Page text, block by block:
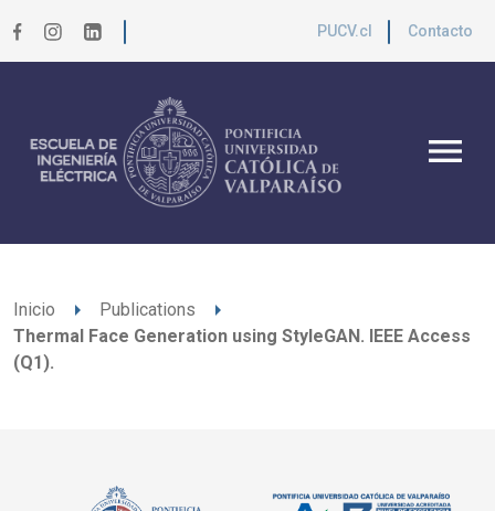
PUCV.cl Contacto
menu
Inicio arrow_right Publications arrow_right
Thermal Face Generation using StyleGAN. IEEE Access
(Q1).